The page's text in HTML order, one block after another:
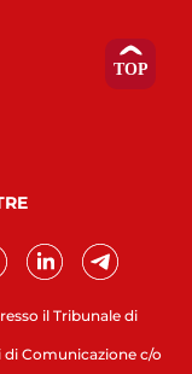
il Tribunale di
Comunicazione c/o